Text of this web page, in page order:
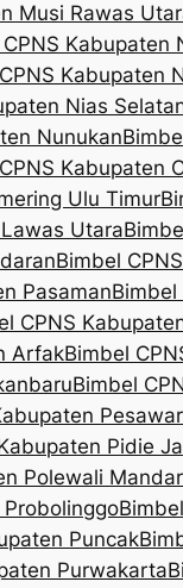
Musi Rawas
Kabupaten
Kabupaten
Nias
Nunukan
Kabupaten
Ulu Timur
Utara
Bimbel
PasamanBimbel
CPNS
ArfakBimbel
Bimbel
Pidie
Polewali Mandar
Puncak
Purwakarta